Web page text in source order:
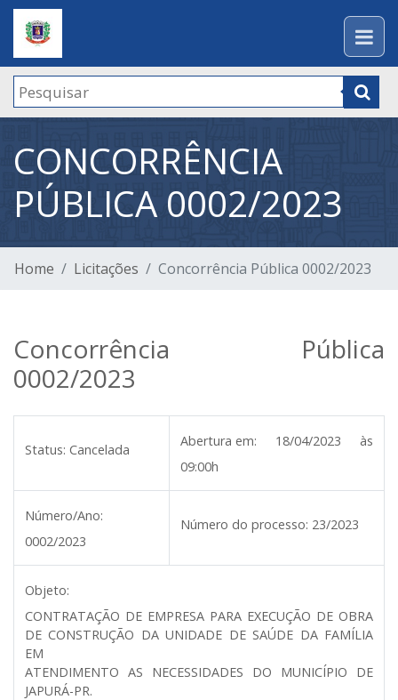
CONCORRÊNCIA
PÚBLICA 0002/2023
Home Licitações Concorrência Pública 0002/2023
Concorrência Pública
0002/2023
Status: Cancelada
Abertura em:
18/04/2023 às
09:00h
Número/Ano:
0002/2023
Número do processo: 23/2023
Objeto:
CONTRATAÇÃO DE EMPRESA PARA EXECUÇÃO DE OBRA
DE CONSTRUÇÃO DA UNIDADE DE SAÚDE DA FAMÍLIA
EM
ATENDIMENTO AS NECESSIDADES DO MUNICÍPIO DE
JAPURÁ-PR.